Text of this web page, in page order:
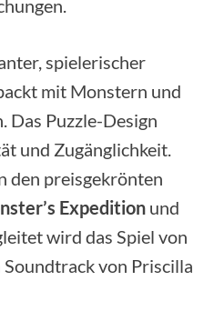
spielerischer
mit Monstern und
Das Puzzle-Design
und Zugänglichkeit.
den preisgekrönten
Expedition und
wird das Spiel von
von Priscilla